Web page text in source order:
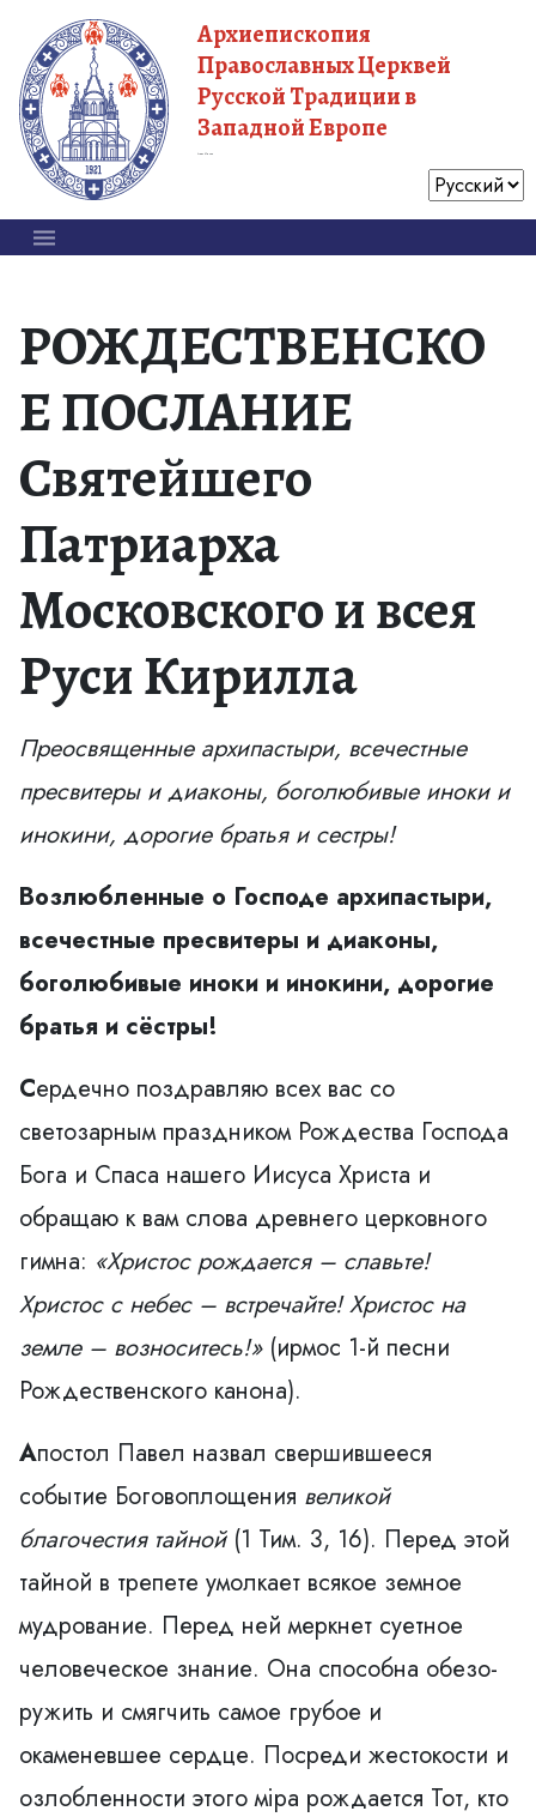
Архиепископия
Православных Церквей
Русской Традиции в
Западной Европе
РОЖДЕСТВЕНСКО
Е ПОСЛАНИЕ
Святейшего
Патриарха
Московского и всея
Руси Кирилла
Преосвященные архипастыри, всечестные
пресвитеры и диаконы, боголюбивые иноки и
инокини, дорогие братья и сестры!
Возлюбленные о Господе архипастыри,
всечестные пресвитеры и диаконы,
боголюбивые иноки и инокини, дорогие
братья и сёстры!
Сердечно поздравляю всех вас со
светозарным праздником Рождества Господа
Бога и Спаса нашего Иисуса Христа и
обращаю к вам слова древнего церковного
гимна: «Христос рождается – славьте!
Христос с небес – встречайте! Христос на
земле – возноситесь!»(ирмос 1-й песни
Рождественского канона).
Апостол Павел назвал свершившееся
событие Боговоплощения великой
благочестия тайной (1 Тим. 3, 16). Перед этой
тайной в трепете умолкает всякое земное
мудрование. Перед ней меркнет суетное
человеческое знание. Она способна обезо­
ружить и смягчить самое грубое и
окаменевшее сердце. Посреди жестокости и
озлобленности этого мiра рождается Тот, кто